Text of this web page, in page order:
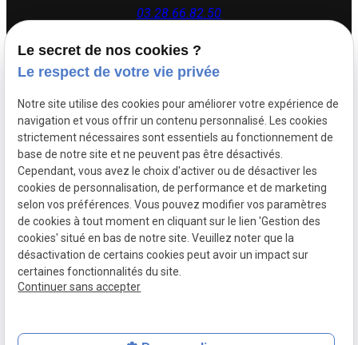
03.28.66.82.50
26 rue Dupouy,
59140 Dunkerque
Lundi - Vendredi : 08h30 - 12h00 | 14h00 - 17h30
Mentions légales
Politique de
confidentialité
Plan du
Gestion des cookies
Siret :88505383500017
Le secret de nos cookies ?
Le respect de votre vie privée
Notre site utilise des cookies pour améliorer votre expérience de
navigation et vous offrir un contenu personnalisé. Les cookies
strictement nécessaires sont essentiels au fonctionnement de
base de notre site et ne peuvent pas être désactivés.
Cependant, vous avez le choix d'activer ou de désactiver les
cookies de personnalisation, de performance et de marketing
selon vos préférences. Vous pouvez modifier vos paramètres
de cookies à tout moment en cliquant sur le lien 'Gestion des
cookies' situé en bas de notre site. Veuillez noter que la
désactivation de certains cookies peut avoir un impact sur
certaines fonctionnalités du site.
Continuer sans accepter